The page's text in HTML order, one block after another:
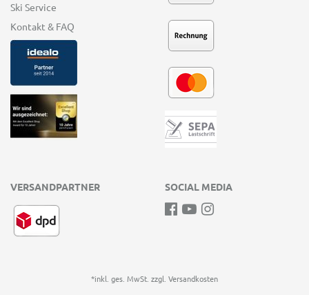
Ski Service
Kontakt & FAQ
VERSANDPARTNER SOCIAL MEDIA
*inkl. ges. MwSt. zzgl. Versandkosten